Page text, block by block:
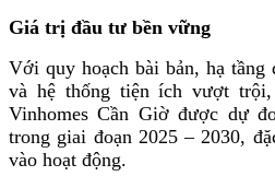
Giá trị đầu tư bền vững
Với quy hoạch bài bản, hạ
và hệ thống tiện ích vượt
Vinhomes Cần Giờ được dự
trong giai đoạn 2025 – 2030,
vào hoạt động.